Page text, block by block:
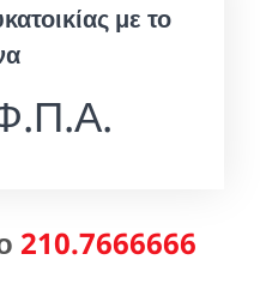
με το
210.7666666